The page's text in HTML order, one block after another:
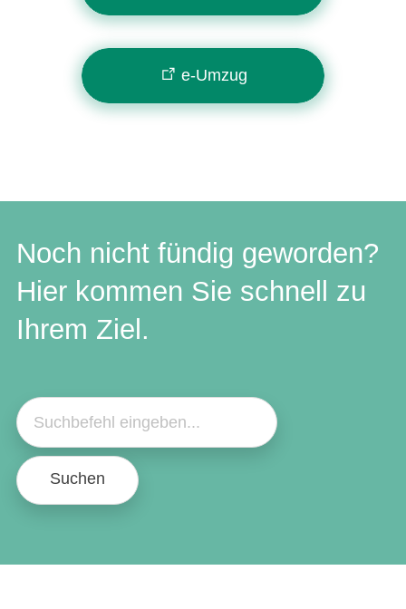
e-Umzug
Noch nicht fündig geworden?
Hier kommen Sie schnell zu
Ihrem Ziel.
Suchen